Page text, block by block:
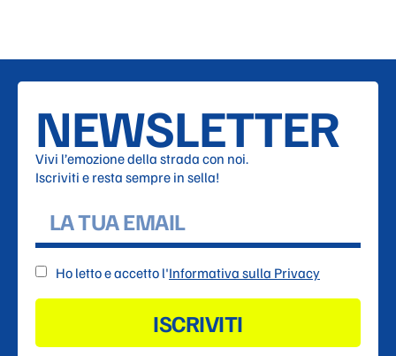
NEWSLETTER
Vivi l’emozione della strada con noi.
Iscriviti e resta sempre in sella!
Ho letto e accetto l'Informativa sulla Privacy
ISCRIVITI